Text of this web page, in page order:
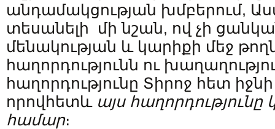
անդամակցության խմբերում,
տեսանելի մի նշան, ով չի
մենակության և կարիքի մեջ
հաղորդությունն ու
հաղորդությունը Տիրոջ հետ
որովհետև այս հաղորդությունը
համար։